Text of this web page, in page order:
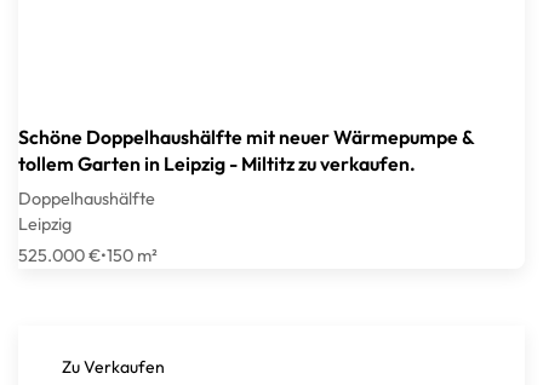
Schöne Doppelhaushälfte mit neuer Wärmepumpe &
tollem Garten in Leipzig - Miltitz zu verkaufen.
Doppelhaushälfte
Leipzig
525.000 €•150 m²
Zu Verkaufen